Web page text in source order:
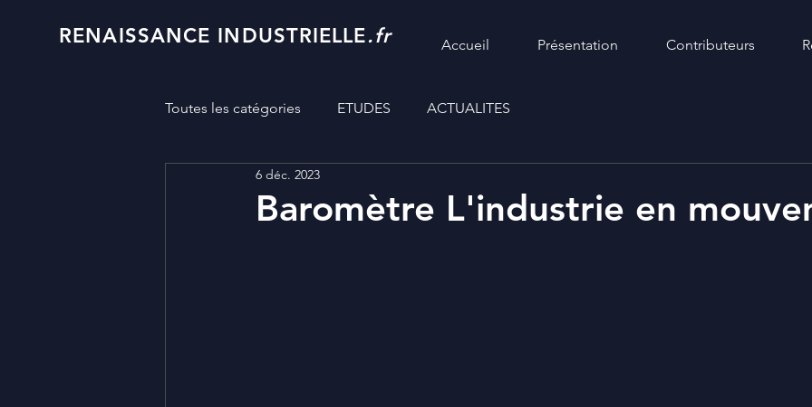
RENAISSANCE INDUSTRIELLE.fr Accueil Présentation Contributeurs
Toutes les catégories ETUDES ACTUALITES
Baromètre L'industrie en
6 déc. 2023